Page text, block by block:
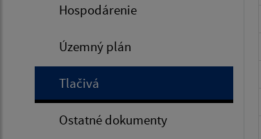
Hospodárenie
Územný plán
Tlačivá
Ostatné dokumenty